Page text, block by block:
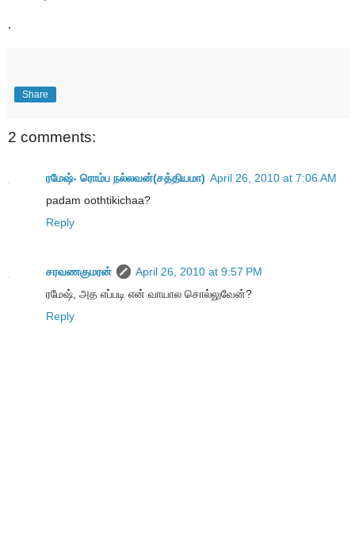
.
Share
2 comments:
ரமேஷ்- ரொம்ப நல்லவன்(சத்தியமா) April 26, 2010 at 7:06 AM
padam oothtikichaa?
Reply
சரவணகுமரன்
April 26, 2010 at 9:57 PM
ரமேஷ், அத எப்படி என் வாயால சொல்லுவேன்?
Reply